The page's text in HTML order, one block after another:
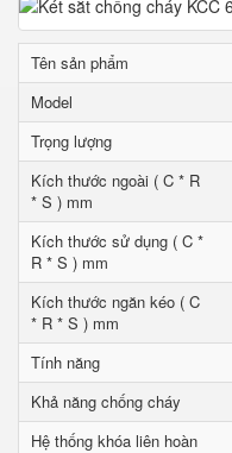
Tên sản phẩm
Model
Trọng lượng
Kích thước ngoài ( C * R
* S ) mm
Kích thước sử dụng ( C *
R * S ) mm
Kích thước ngăn kéo ( C
* R * S ) mm
Tính năng
Khả năng chống cháy
Hệ thống khóa liên hoàn